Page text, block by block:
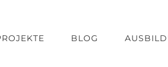
BLOG